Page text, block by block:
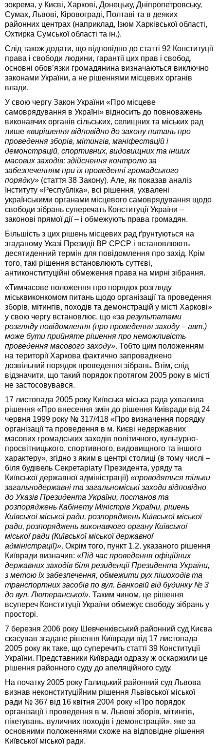
зокрема, у Києві, Харкові, Донецьку, Дніпропетровську,
Сумах, Львові, Кіровограді, Полтаві та в деяких
районних центрах (наприклад, Ізюм Харківської області,
Охтирка Сумської області та ін.).
Слід також додати, що відповідно до статті 92 Конституції
права і свободи людини, гарантії цих прав і свобод,
основні обов’язки громадянина визначаються виключно
законами України, а не рішеннями місцевих органів
влади.
У свою чергу Закон України «Про місцеве
самоврядування в Україні» відносить до повноважень
виконавчих органів сільських, селищних та міських рад
лише «вирішення відповідно до закону питань про
проведення зборів, мітингів, маніфестацій і
демонстрацій, спортивних, видовищних та інших
масових заходів; здійснення контролю за
забезпеченням при їх проведенні громадського
порядку» (стаття 38 Закону). Але, як показав аналіз
Інституту «Республіка», всі рішення, ухвалені
українськими органами місцевого самоврядування щодо
свободи зібрань суперечать Конституції України –
законові прямої дії – і обмежують права громадян.
Більшість з цих рішень місцевих рад ґрунтуються на
згаданому Указі Президії ВР СРСР і встановлюють
десятиденний термін для повідомлення про захід. Крім
того, такі рішення встановлюють суттєві,
антиконституційні обмеження права на мирні зібрання.
«Тимчасове положення про порядок розгляду
міськвиконкомом питань щодо організації та проведення
зборів, мітингів, походів та демонстрацій у місті Харкові»
у свою чергу встановлює, що «за результатами
розгляду повідомлення (про проведення заходу – авт.)
може бути прийняте рішення про неможливість
проведення масового заходу». Тобто цим положенням
на території Харкова фактично запроваджено
дозвільний порядок проведення зібрань. Втім, слід
відзначити, що такий порядок протягом 2005 року в місті
не застосовувався.
17 листопада 2005 року Київська міська рада ухвалила
рішення «Про внесення змін до рішення Київради від 24
червня 1999 року № 317/418 «Про визначення порядку
організації та проведення в м. Києві недержавних
масових громадських заходів політичного, культурно-
просвіт­ницького, спортивного, видовищного та іншого
характеру», згідно з яким в центрі столиці (в тому числі –
біля будівель Секретаріату Президента, уряду та
Київської державної адміністрації) «проводяться тільки
загальнодержавні та загальноміські заходи відповідно
до Указів Президента України, постанов та
розпоряджень Кабінету Міністрів України, рішень
Київської міської ради, розпоряджень Київської міської
ради, розпоряджень виконавчого органу Київської
міської ради (Київської міської державної
адміністрації)». Окрім того, пункт 1.2. указаного рішен­ня
Київради визначив: «Під час проведення офіційних
державних заходів біля резиденції Президента України,
з метою їх забезпечення, обмежити рух пішоходів та
транспортних засобів по вул. Банковій від будинку № 3
до вул. Лютеранської». Таким чином, це рішення
всупереч Конституції України обмежує свободу зібрань у
просторі.
7 березня 2006 року Шевченківський районний суд Києва
скасував згадане рішення Київради від 17 листопада
2005 року як таке, що суперечить статті 39 Конституції
України. Представники Київради одразу ж оскаржили це
рішення районного суду до апеляційного суду.
На початку 2005 року Галицький районний суд Львова
визнав неконституційним рішення Львівської міської
ради № 367 від 16 квітня 2004 року «Про порядок
організації і проведення в м. Львові зборів, мітингів,
пікетувань, вуличних походів і демонстрацій», яке за
основними положеннями схоже на відповідне рішення
Київської міської ради.